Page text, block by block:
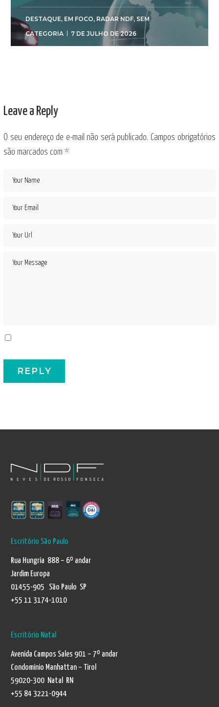
DESTAQUE, EM FOCO, RADAR NDF, SEM
CATEGORIA
7 DE JULHO DE 2026
Leave a Reply
O seu endereço de e-mail não será publicado. Campos obrigatórios
são marcados com*
Escritório São Paulo
Rua Hungria 888 – 6º andar
Jardim Europa
01455-905 São Paulo SP
+55 11 3174-1010
Escritório Natal
Avenida Campos Sales 901 – 7º andar
Condomínio Manhattan – Tirol
59020-300 Natal RN
+55 84 3221-0944